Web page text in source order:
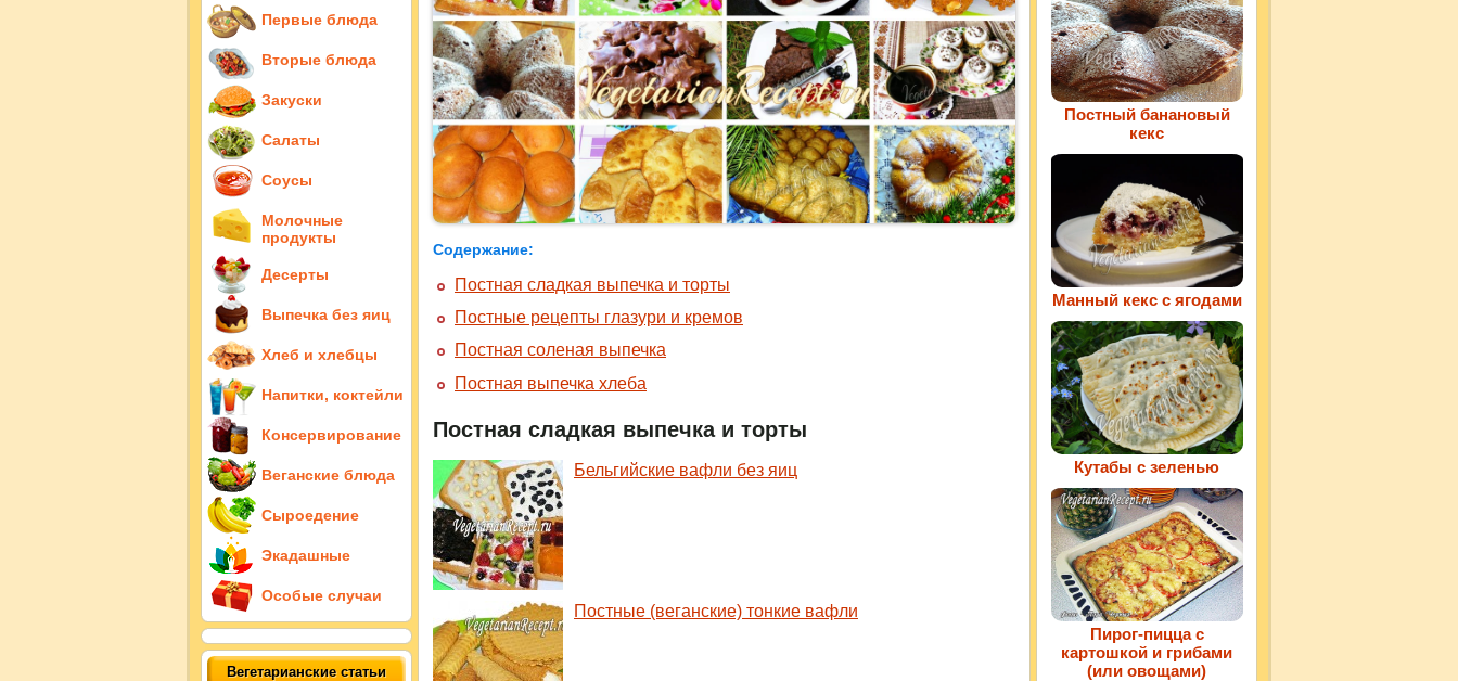
Содержание:
Постная сладкая выпечка и торты
Постные рецепты глазури и кремов
Постная соленая выпечка
Постная выпечка хлеба
Постная сладкая выпечка и торты
Бельгийские вафли без яиц
Постные (веганские) тонкие вафли
Первые блюда
Вторые блюда
Закуски
Салаты
Соусы
Молочные
продукты
Десерты
Выпечка без яиц
Хлеб и хлебцы
Напитки, коктейли
Консервирование
Веганские блюда
Сыроедение
Экадашные
Особые случаи
Вегетарианские статьи
Постный банановый
кекс
Манный кекс с ягодами
Кутабы с зеленью
Пирог-пицца с
картошкой и грибами
(или овощами)